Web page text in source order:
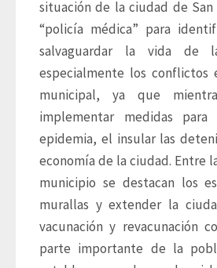
situación de la ciudad de
“policía médica” para
salvaguardar la vida de
especialmente los conflictos
municipal, ya que
implementar medidas
epidemia, el insular las
economía de la ciudad. Entre
municipio se destacan los
murallas y extender la
vacunación y revacunación
parte importante de la